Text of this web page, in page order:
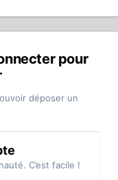
pour
déposer un
C’est facile !